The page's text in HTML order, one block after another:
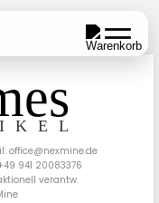
office@nexmine.de
941 20083376
verantw.